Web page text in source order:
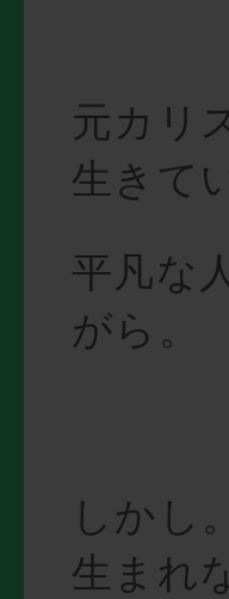
元カリ
生きて
平凡な
がら。
しかし。
生まれ